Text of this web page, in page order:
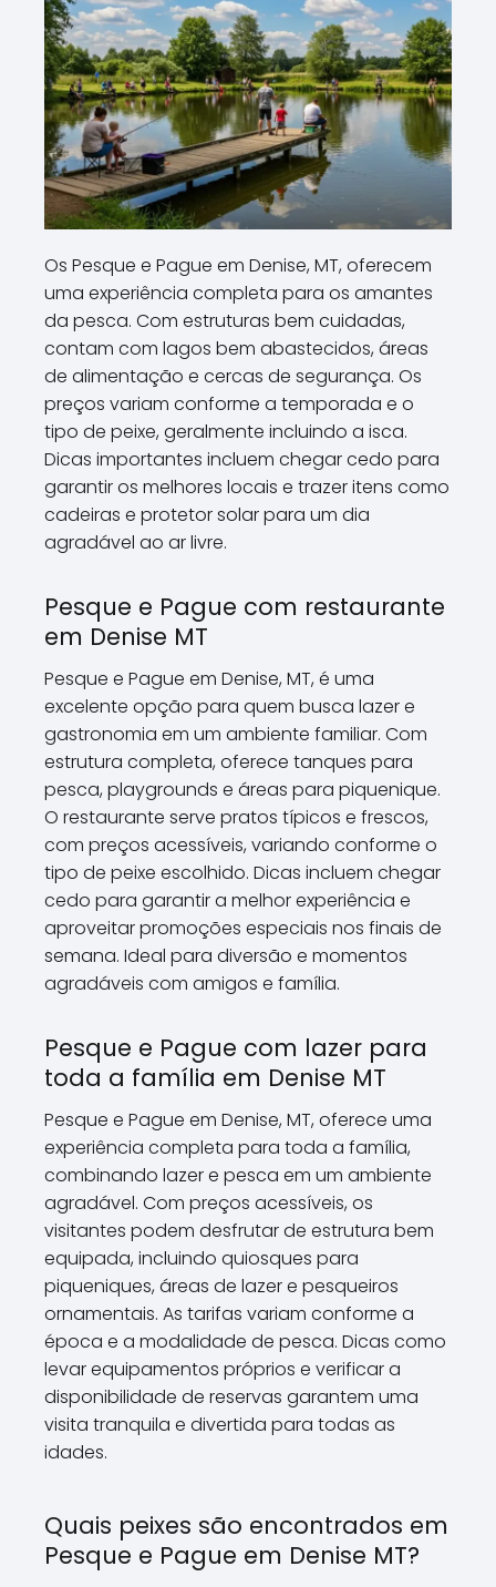
Os Pesque e Pague em Denise, MT, oferecem
uma experiência completa para os amantes
da pesca. Com estruturas bem cuidadas,
contam com lagos bem abastecidos, áreas
de alimentação e cercas de segurança. Os
preços variam conforme a temporada e o
tipo de peixe, geralmente incluindo a isca.
Dicas importantes incluem chegar cedo para
garantir os melhores locais e trazer itens como
cadeiras e protetor solar para um dia
agradável ao ar livre.
Pesque e Pague com restaurante
em Denise MT
Pesque e Pague em Denise, MT, é uma
excelente opção para quem busca lazer e
gastronomia em um ambiente familiar. Com
estrutura completa, oferece tanques para
pesca, playgrounds e áreas para piquenique.
O restaurante serve pratos típicos e frescos,
com preços acessíveis, variando conforme o
tipo de peixe escolhido. Dicas incluem chegar
cedo para garantir a melhor experiência e
aproveitar promoções especiais nos finais de
semana. Ideal para diversão e momentos
agradáveis com amigos e família.
Pesque e Pague com lazer para
toda a família em Denise MT
Pesque e Pague em Denise, MT, oferece uma
experiência completa para toda a família,
combinando lazer e pesca em um ambiente
agradável. Com preços acessíveis, os
visitantes podem desfrutar de estrutura bem
equipada, incluindo quiosques para
piqueniques, áreas de lazer e pesqueiros
ornamentais. As tarifas variam conforme a
época e a modalidade de pesca. Dicas como
levar equipamentos próprios e verificar a
disponibilidade de reservas garantem uma
visita tranquila e divertida para todas as
idades.
Quais peixes são encontrados em
Pesque e Pague em Denise MT?